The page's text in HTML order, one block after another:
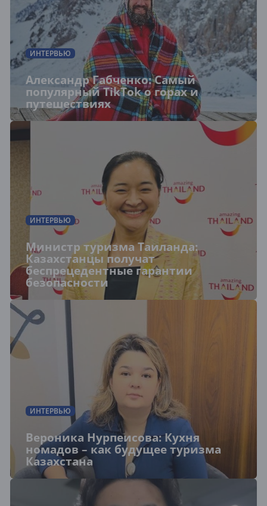
ИНТЕРВЬЮ
Александр Габченко: Самый
популярный TikTok о горах и
путешествиях
ИНТЕРВЬЮ
Министр туризма Таиланда:
Казахстанцы получат
беспрецедентные гарантии
безопасности
ИНТЕРВЬЮ
Вероника Нурпеисова: Кухня
номадов – как будущее туризма
Казахстана